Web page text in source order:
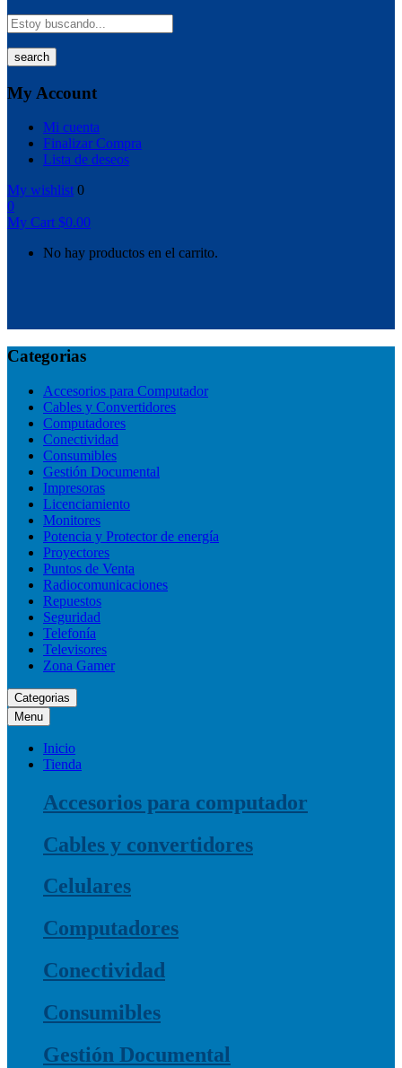
search
My Account
Mi cuenta
Finalizar Compra
Lista de deseos
My wishlist 0
0
My Cart $0.00
No hay productos en el carrito.
Categorias
Accesorios para Computador
Cables y Convertidores
Computadores
Conectividad
Consumibles
Gestión Documental
Impresoras
Licenciamiento
Monitores
Potencia y Protector de energía
Proyectores
Puntos de Venta
Radiocomunicaciones
Repuestos
Seguridad
Telefonía
Televisores
Zona Gamer
Categorias
Menu
Inicio
Tienda
Accesorios para computador
Cables y convertidores
Celulares
Computadores
Conectividad
Consumibles
Gestión Documental